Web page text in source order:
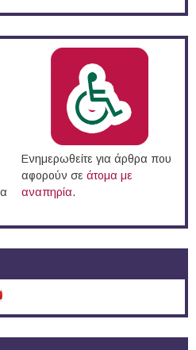
Ενημερωθείτε για άρθρα που
αφορούν σε άτομα με
αναπηρία.